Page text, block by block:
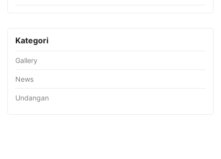
Kategori
Gallery
News
Undangan